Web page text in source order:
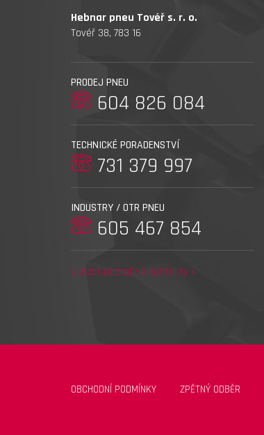
Hebnar pneu Tovéř s. r. o.
Tovéř 38, 783 16
PRODEJ PNEU
604 826 084
TECHNICKÉ PORADENSTVÍ
731 379 997
INDUSTRY / OTR PNEU
605 467 854
ukázat podrobné kontakty »
OBCHODNÍ PODMÍNKY ZPĚTNÝ ODBĚR